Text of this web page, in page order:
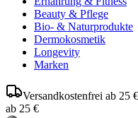
Beauty & Pflege
Bio- & Naturprodukte
Dermokosmetik
Longevity
Marken
Versandkostenfrei ab 25
ab 25 €